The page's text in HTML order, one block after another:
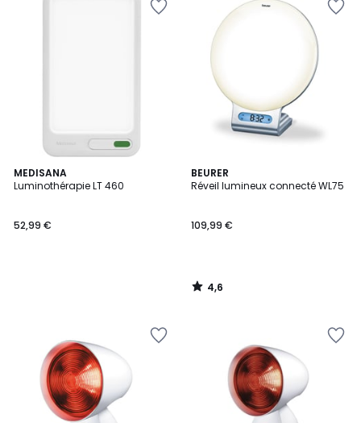
MEDISANA
Luminothérapie LT 460
52,99 €
BEURER
Réveil lumineux connecté WL75
109,99 €
4,6
/ 5
4,6
/